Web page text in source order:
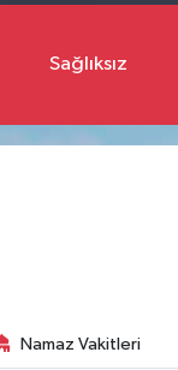
Sağlıksız
Namaz Vakitleri